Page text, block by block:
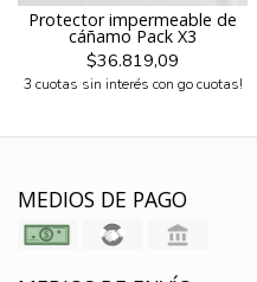
Protector impermeable de
cáñamo Pack X3
$36.819,09
3 cuotas sin interés con go cuotas!
MEDIOS DE PAGO